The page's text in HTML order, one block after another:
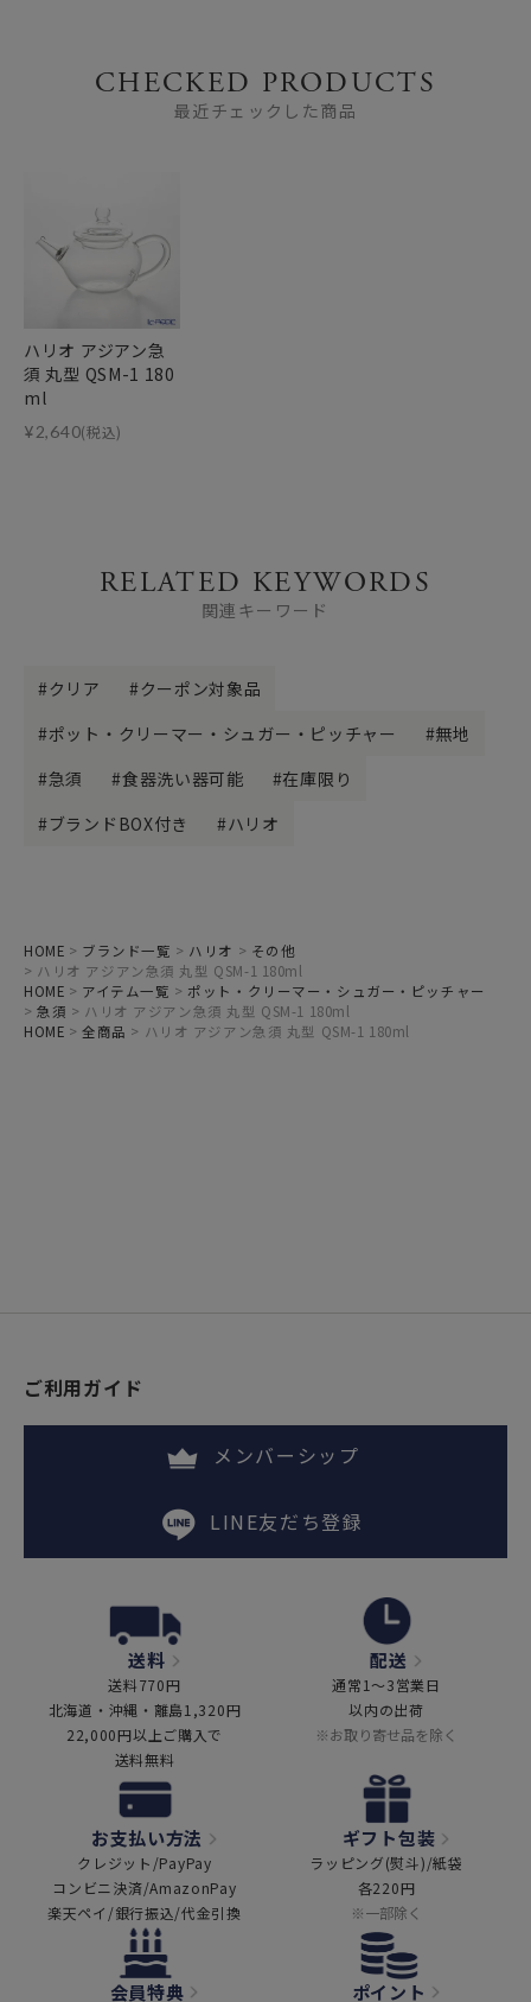
CHECKED PRODUCTS
最近チェックした商品
ハリオ アジアン急
須 丸型 QSM-1 180
ml
¥2,640(税込)
RELATED KEYWORDS
関連キーワード
クリア
クーポン対象品
ポット・クリーマー・シュガー・ピッチャー
無地
急須
食器洗い器可能
在庫限り
ブランドBOX付き
ハリオ
HOME ブランド一覧 ハリオ
その他
ハリオ アジアン急須 丸型 QSM-1 180ml
HOME
アイテム一覧
ポット・クリーマー・シュガー・ピッチャー
急須
ハリオ アジアン急須 丸型 QSM-1 180ml
HOME
全商品 ハリオ アジアン急須 丸型 QSM-1 180ml
ご利用ガイド
メンバーシップ
LINE友だち登録
送料
送料770円
北海道・沖縄・離島1,320円
22,000円以上ご購入で
送料無料
配送
通常1～3営業日
以内の出荷
※お取り寄せ品を除く
お支払い方法
クレジット/PayPay
コンビニ決済/AmazonPay
楽天ペイ/銀行振込/代金引換
ギフト包装
ラッピング(熨斗)/紙袋
各220円
※一部除く
会員特典 ポイント